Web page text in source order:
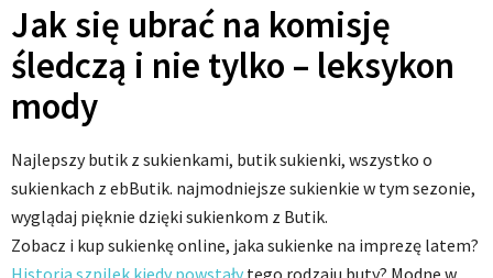
Jak się ubrać na komisję
śledczą i nie tylko – leksykon
mody
Najlepszy butik z sukienkami, butik sukienki, wszystko o
sukienkach z ebButik. najmodniejsze sukienkie w tym sezonie,
wyglądaj pięknie dzięki sukienkom z Butik.
Zobacz i kup sukienkę online, jaka sukienke na imprezę latem?
Historia szpilek kiedy powstały tego rodzaju buty? Modne w